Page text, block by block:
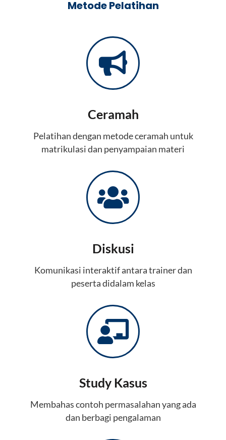
Metode Pelatihan
Ceramah
Pelatihan dengan metode ceramah untuk
matrikulasi dan penyampaian materi
Diskusi
Komunikasi interaktif antara trainer dan
peserta didalam kelas
Study Kasus
Membahas contoh permasalahan yang ada
dan berbagi pengalaman